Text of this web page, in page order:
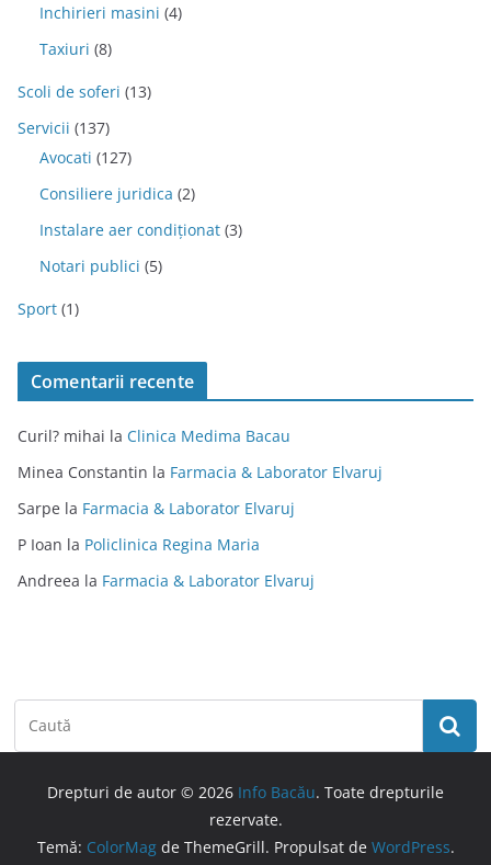
Inchirieri masini (4)
Taxiuri (8)
Scoli de soferi (13)
Servicii (137)
Avocati (127)
Consiliere juridica (2)
Instalare aer condiționat (3)
Notari publici (5)
Sport (1)
Comentarii recente
Curil? mihai la Clinica Medima Bacau
Minea Constantin la Farmacia & Laborator Elvaruj
Sarpe la Farmacia & Laborator Elvaruj
P Ioan la Policlinica Regina Maria
Andreea la Farmacia & Laborator Elvaruj
Drepturi de autor © 2026 Info Bacău. Toate drepturile
rezervate.
Temă: ColorMagde ThemeGrill. Propulsat de WordPress.